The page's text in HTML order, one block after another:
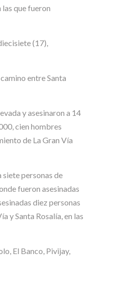
que fueron
(17),
entre Santa
y asesinaron a 14
cien hombres
de La Gran Vía
siete personas de
fueron asesinadas
diez personas
y Santa Rosalía, en las
El Banco, Pivijay,